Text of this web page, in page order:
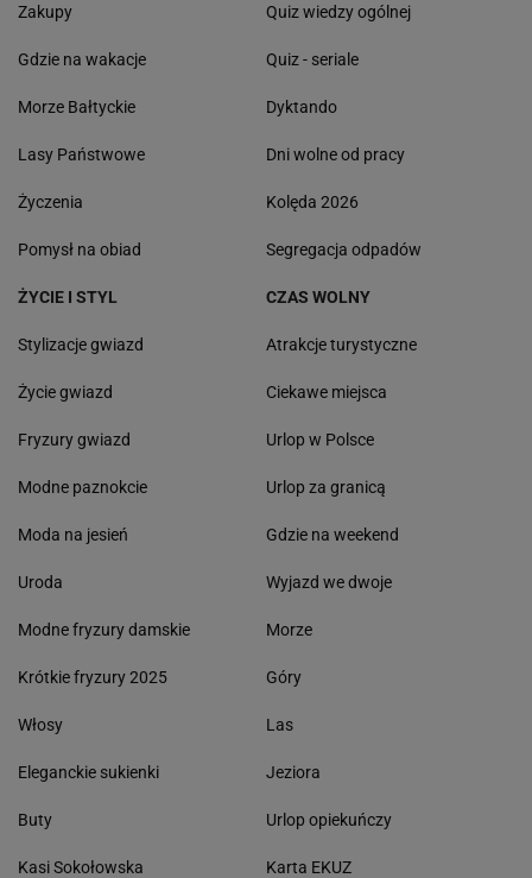
Zakupy
Gdzie na wakacje
Morze Bałtyckie
Lasy Państwowe
Życzenia
Pomysł na obiad
Quiz wiedzy ogólnej
Quiz - seriale
Dyktando
Dni wolne od pracy
Kolęda 2026
Segregacja odpadów
ŻYCIE I STYL
Stylizacje gwiazd
Życie gwiazd
Fryzury gwiazd
Modne paznokcie
Moda na jesień
Uroda
Modne fryzury damskie
Krótkie fryzury 2025
Włosy
Eleganckie sukienki
Buty
Kasi Sokołowska
CZAS WOLNY
Atrakcje turystyczne
Ciekawe miejsca
Urlop w Polsce
Urlop za granicą
Gdzie na weekend
Wyjazd we dwoje
Morze
Góry
Las
Jeziora
Urlop opiekuńczy
Karta EKUZ